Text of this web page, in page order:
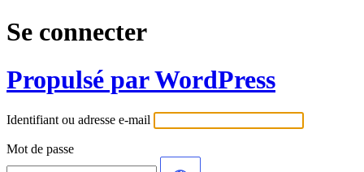
Se connecter
Propulsé par WordPress
Identifiant ou adresse e-mail
Mot de passe